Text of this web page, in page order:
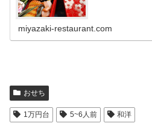
miyazaki-restaurant.com
おせち
1万円台 5~6人前 和洋